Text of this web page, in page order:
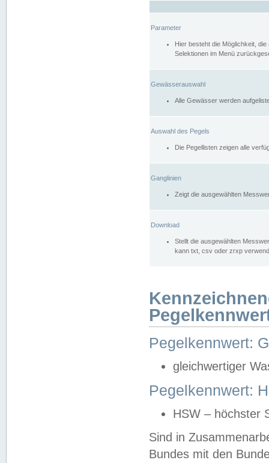
Parameter
Hier besteht die Möglichkeit,
Selektionen im Menü
Gewässerauswahl
Alle Gewässer werden
Auswahl des Pegels
Die Pegellisten zeigen alle
Ganglinien
Zeigt die ausgewählten
Download
Stellt die ausgewählten
kann txt, csv oder zrxp
Pegelkennwert:
gleichwertiger
Pegelkennwert:
HSW – höchster
Sind in
Bundes mit den